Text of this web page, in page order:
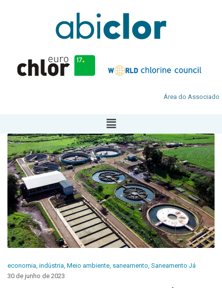
Área do Associado
economia indústria Meio ambiente saneamento Saneamento Já
30 de junho de 2023